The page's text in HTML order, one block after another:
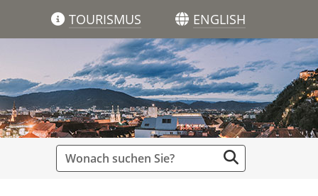
TOURISMUS ENGLISH